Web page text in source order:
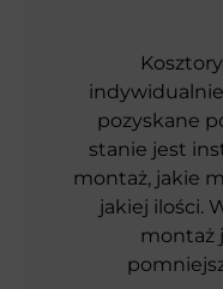
pozyskane
stanie jest
montaż, jakie
jakiej ilości.
montaż